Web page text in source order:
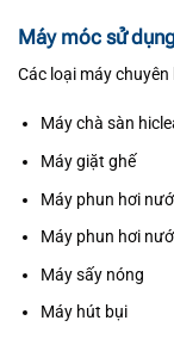
Máy móc sử
Các loại máy
Máy chà sàn
Máy giặt ghế
Máy phun hơi
Máy phun hơi
Máy sấy nóng
Máy hút bụi